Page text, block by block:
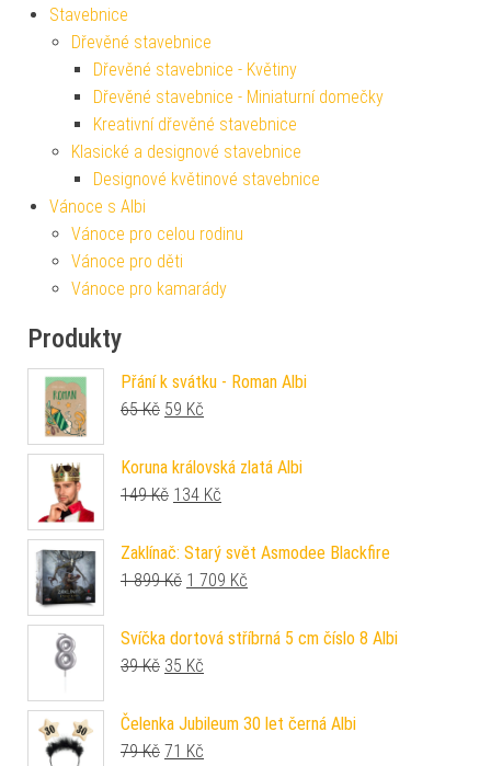
Stavebnice
Dřevěné stavebnice
Dřevěné stavebnice - Květiny
Dřevěné stavebnice - Miniaturní domečky
Kreativní dřevěné stavebnice
Klasické a designové stavebnice
Designové květinové stavebnice
Vánoce s Albi
Vánoce pro celou rodinu
Vánoce pro děti
Vánoce pro kamarády
Produkty
Přání k svátku - Roman Albi
65Kč Původní cena byla: 65 Kč.
59 Kč
Koruna královská zlatá Albi
149Kč Původní cena byla: 149 Kč.
134 Kč
Zaklínač: Starý svět Asmodee Blackfire
1 899Kč Původní cena byla: 1 899 Kč.
1 709 Kč
Svíčka dortová stříbrná 5 cm číslo 8 Albi
39Kč Původní cena byla: 39 Kč.
35 Kč
Čelenka Jubileum 30 let černá Albi
79Kč Původní cena byla: 79 Kč.
71 Kč